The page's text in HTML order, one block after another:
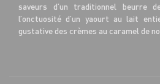
saveurs d’un traditionnel beurre
l’onctuosité d’un yaourt au lait
gustative des crèmes au caramel de